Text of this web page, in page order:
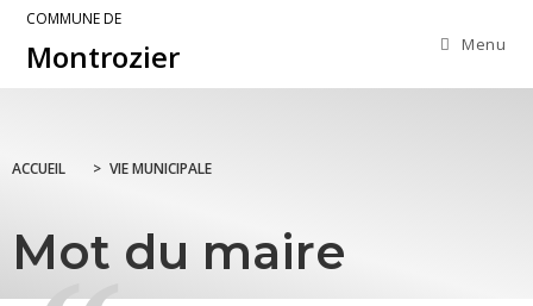
COMMUNE DE
Montrozier Menu
ACCUEIL > VIE MUNICIPALE
Mot du maire